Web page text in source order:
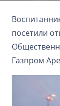
посетили
Газпром